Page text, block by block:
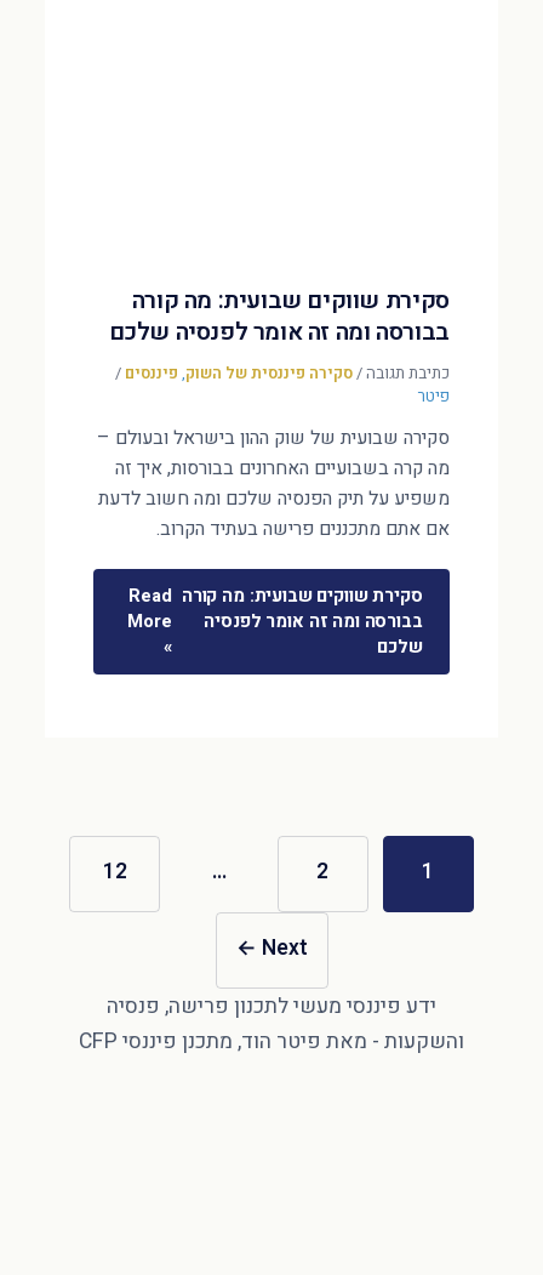
סקירת שווקים שבועית: מה קורה
בבורסה ומה זה אומר לפנסיה שלכם
כתיבת תגובה/סקירה פיננסית של השוק, פיננסים /
פיטר
סקירה שבועית של שוק ההון בישראל ובעולם –
מה קרה בשבועיים האחרונים בבורסות, איך זה
משפיע על תיק הפנסיה שלכם ומה חשוב לדעת
אם אתם מתכננים פרישה בעתיד הקרוב.
סקירת שווקים שבועית: מה קורה
בבורסה ומה זה אומר לפנסיה
שלכם
Read
More
»
1
2
…
12
Next
←